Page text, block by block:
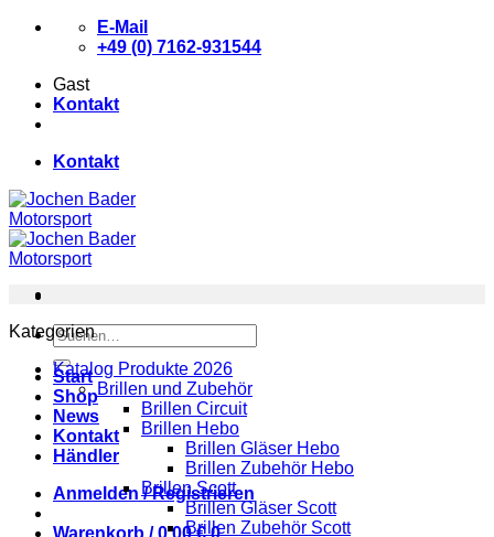
Zum
E-Mail
+49 (0) 7162-931544
Gast
Kontakt
Kontakt
Suchen
nach:
Start
Shop
News
Kontakt
Händler
Anmelden / Registrieren
Warenkorb /0,00€ 0
Kategorien
Katalog Produkte 2026
Brillen und Zubehör
Brillen Circuit
Brillen Hebo
Brillen Gläser Hebo
Brillen Zubehör Hebo
Brillen Scott
Brillen Gläser Scott
Brillen Zubehör Scott